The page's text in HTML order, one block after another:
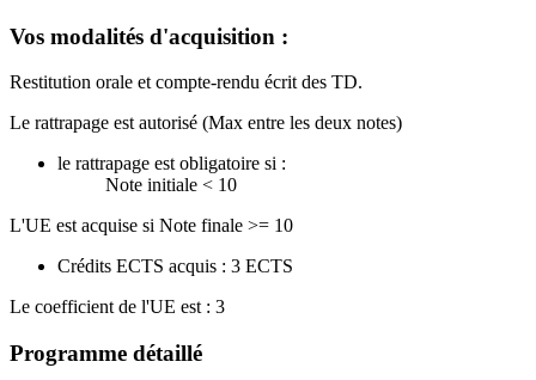
Vos modalités d'acquisition :
Restitution orale et compte-rendu écrit des TD.
Le rattrapage est autorisé (Max entre les deux notes)
le rattrapage est obligatoire si :
Note initiale < 10
L'UE est acquise si Note finale >= 10
Crédits ECTS acquis : 3 ECTS
Le coefficient de l'UE est : 3
Programme détaillé